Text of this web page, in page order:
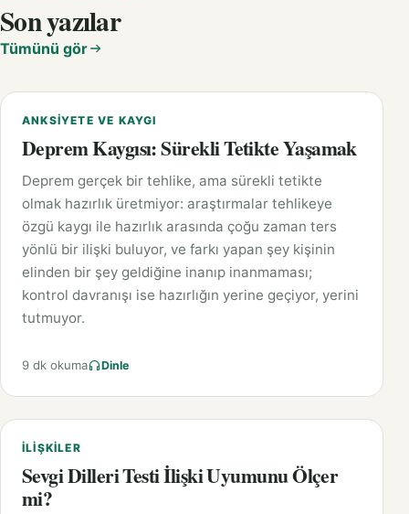
Son yazılar
Tümünü gör
ANKSIYETE VE KAYGI
Deprem Kaygısı: Sürekli Tetikte Yaşamak
Deprem gerçek bir tehlike, ama sürekli tetikte
olmak hazırlık üretmiyor: araştırmalar tehlikeye
özgü kaygı ile hazırlık arasında çoğu zaman ters
yönlü bir ilişki buluyor, ve farkı yapan şey kişinin
elinden bir şey geldiğine inanıp inanmaması;
kontrol davranışı ise hazırlığın yerine geçiyor, yerini
tutmuyor.
9 dk okuma Dinle
İLIŞKILER
Sevgi Dilleri Testi İlişki Uyumunu Ölçer
mi?